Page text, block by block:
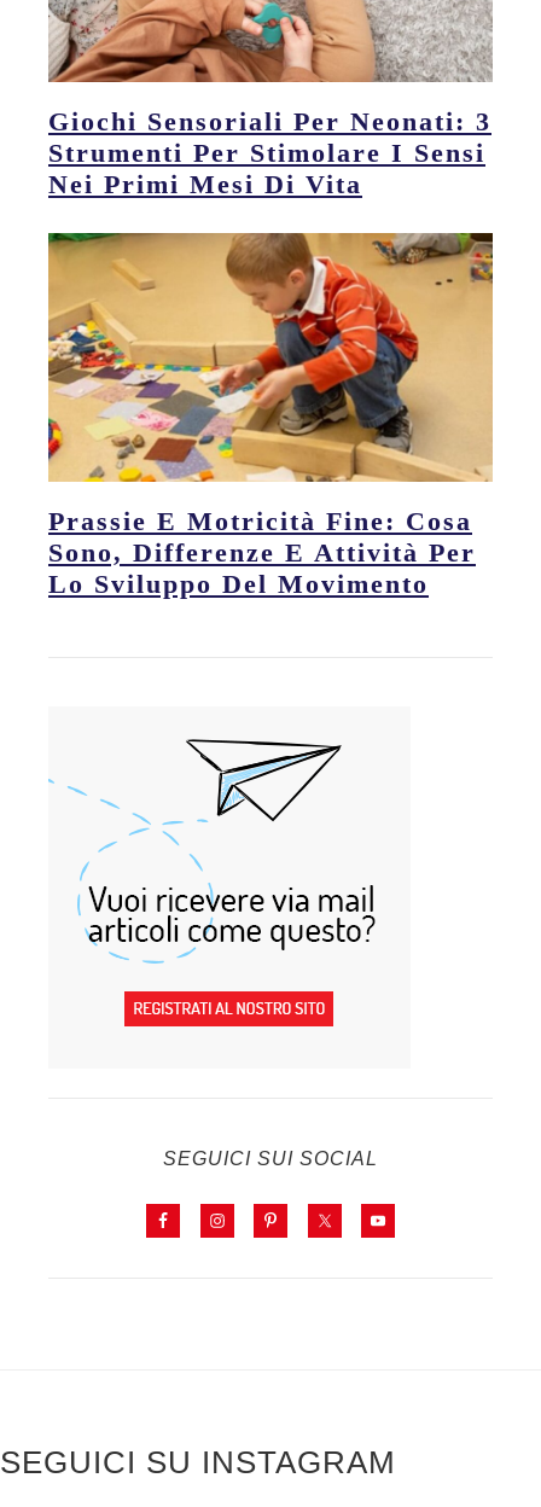
Giochi Sensoriali Per Neonati: 3
Strumenti Per Stimolare I Sensi
Nei Primi Mesi Di Vita
Prassie E Motricità Fine: Cosa
Sono, Differenze E Attività Per
Lo Sviluppo Del Movimento
SEGUICI SUI SOCIAL
SEGUICI SU INSTAGRAM